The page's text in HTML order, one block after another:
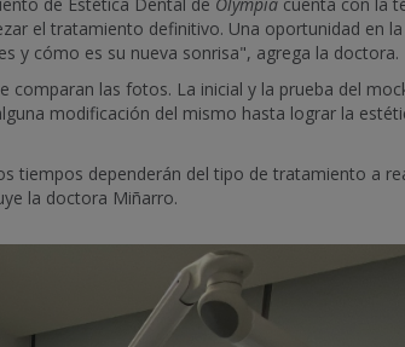
de Estética Dental de Olympia cuenta con la
el tratamiento definitivo. Una oportunidad en
y cómo es su nueva sonrisa", agrega la doctora.
las fotos. La inicial y la prueba del
modificación del mismo hasta lograr la
tiempos dependerán del tipo de tratamiento a
la doctora Miñarro.